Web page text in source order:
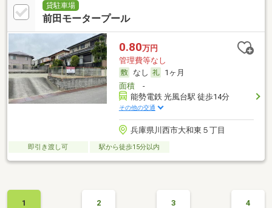
貸駐車場
前田モータープール
0.80万円
管理費等なし
なし
1ヶ月
面積-
能勢電鉄 光風台駅 徒歩14分
その他の交通
兵庫県川西市大和東５丁目
即引き渡し可 駅から徒歩15分以内
1 2 3 4